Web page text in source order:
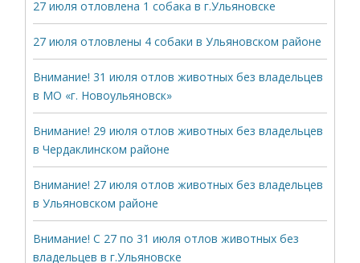
27 июля отловлена 1 собака в г.Ульяновске
27 июля отловлены 4 собаки в Ульяновском районе
Внимание! 31 июля отлов животных без владельцев
в МО «г. Новоульяновск»
Внимание! 29 июля отлов животных без владельцев
в Чердаклинском районе
Внимание! 27 июля отлов животных без владельцев
в Ульяновском районе
Внимание! С 27 по 31 июля отлов животных без
владельцев в г.Ульяновске